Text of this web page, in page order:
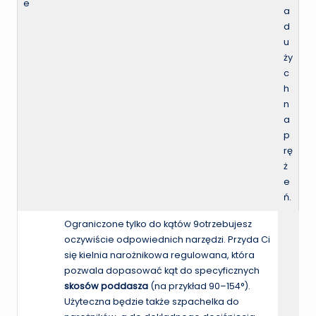
e
a
d
u
ży
c
h
n
a
p
rę
ż
e
ń.
Ograniczone tylko do kątów 9otrzebujesz
oczywiście odpowiednich narzędzi. Przyda Ci
się kielnia narożnikowa regulowana, która
pozwala dopasować kąt do specyficznych
skosów poddasza (na przykład 90–154°).
Użyteczna będzie także szpachelka do